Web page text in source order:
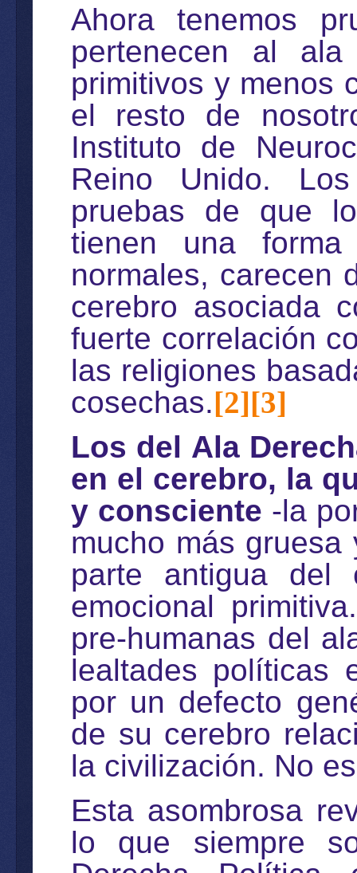
Ahora tenemos
pertenecen al
primitivos y menos
el resto de
Instituto de
Reino Unido.
pruebas de que
tienen una
normales, carecen
cerebro asociada
fuerte correlación
las religiones
cosechas.[2][3]
Los del Ala
en el cerebro, la
y consciente -la
mucho más
parte antigua del
emocional
pre-humanas del
lealtades políticas
por un defecto
de su cerebro
la civilización. No
Esta asombrosa
lo que siempre